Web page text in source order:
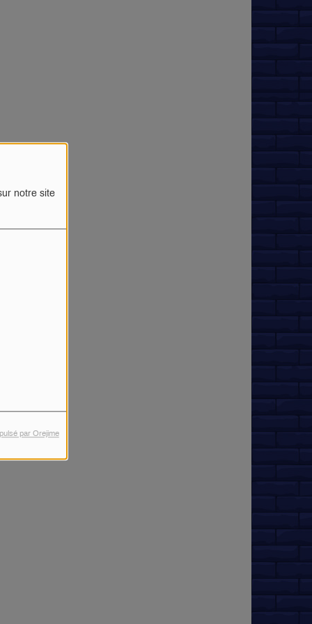
notre site
par Orejime